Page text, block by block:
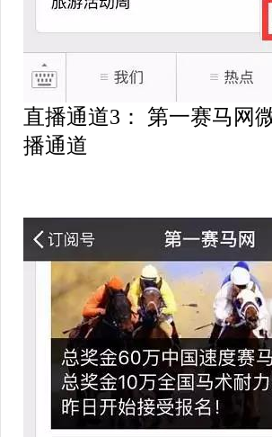
直播通道3： 第一赛马网
播通道